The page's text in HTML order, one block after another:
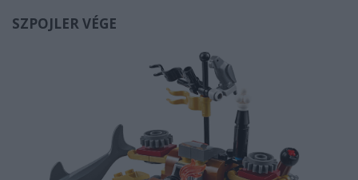
SZPOJLER VÉGE